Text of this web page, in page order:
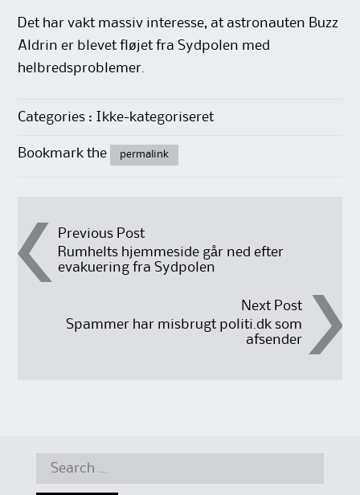
Det har vakt massiv interesse, at astronauten Buzz
Aldrin er blevet fløjet fra Sydpolen med
helbredsproblemer.
Categories : Ikke-kategoriseret
Bookmark the permalink
Post
navigation
Previous Post
Rumhelts hjemmeside går ned efter
evakuering fra Sydpolen
Next Post
Spammer har misbrugt politi.dk som
afsender
Search